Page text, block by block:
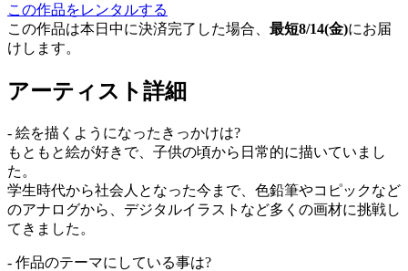
この作品をレンタルする
この作品は本日中に決済完了した場合、 最短8/14(金)にお届
けします。
アーティスト詳細
- 絵を描くようになったきっかけは?
もともと絵が好きで、子供の頃から日常的に描いていまし
た。
学生時代から社会人となった今まで、色鉛筆やコピックなど
のアナログから、デジタルイラストなど多くの画材に挑戦し
てきました。
- 作品のテーマにしている事は?